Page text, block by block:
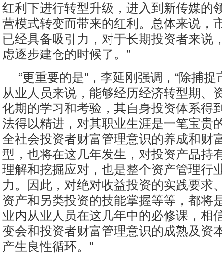
红利下进行转型升级，进入到新传媒的
营模式转变而带来的红利。总体来说，
已经具备吸引力，对于长期投资者来说
虑逐步建仓的时候了。”
“更重要的是”，李延刚强调，“除捕
从业人员来说，能够经历经济转型期、
化期的学习和考验，其自身投资体系得
法得以精进，对其职业生涯是一笔宝贵
全社会投资者财富管理意识的养成和财
型，也将在这几年发生，对投资产品持
理解和挖掘应对，也是整个资产管理行
力。因此，对绝对收益投资的实践要求
资产和另类投资的技能掌握等等，都将
业内从业人员在这几年中的必修课，相
变会和投资者财富管理意识的成熟及资
产生良性循环。”